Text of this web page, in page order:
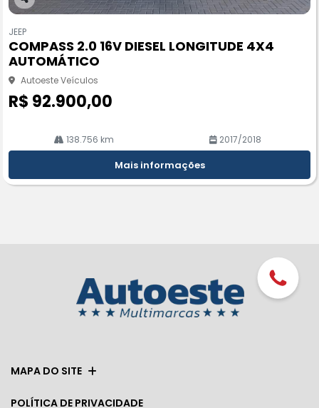
Co
pa
rtil
he
JEEP
COMPASS 2.0 16V DIESEL LONGITUDE 4X4
AUTOMÁTICO
Autoeste Veículos
R$ 92.900,00
138.756 km 2017/2018
Mais informações
MAPA DO SITE
POLÍTICA DE PRIVACIDADE